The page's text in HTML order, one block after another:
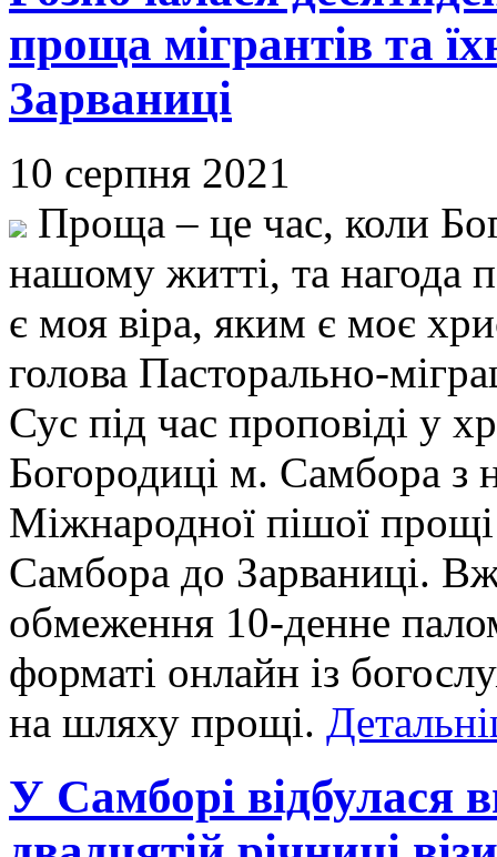
проща мігрантів та
Зарваниці
10 серпня 2021
Проща – це час, коли
нашому житті, та нагода
є моя віра, яким є моє
голова Пасторально-
Сус під час проповіді у
Богородиці м. Самбора з
Міжнародної пішої прощі
Самбора до Зарваниці.
обмеження 10-денне
форматі онлайн із
на шляху прощі.
У Самборі відбулася